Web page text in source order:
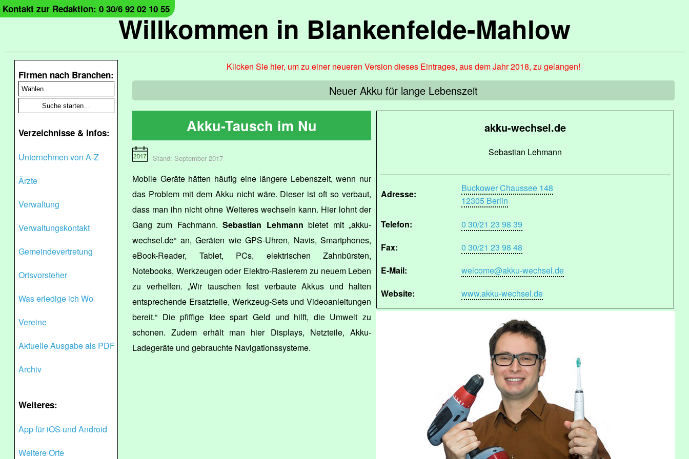
Willkommen in Blankenfelde-Mahlow
Kontakt zur Redaktion: 0 30/6 92 02 10 55
Firmen nach Branchen:
Verzeichnisse & Infos:
Unternehmen von A-Z
Ärzte
Verwaltung
Verwaltungskontakt
Gemeindevertretung
Ortsvorsteher
Was erledige ich Wo
Vereine
Aktuelle Ausgabe als PDF
Archiv
Weiteres:
App für iOS und Android
Weitere Orte
Klicken Sie hier, um zu einer neueren Version dieses Eintrages, aus dem Jahr 2018, zu gelangen!
Neuer Akku für lange Lebenszeit
akku-wechsel.de
Sebastian Lehmann
Adresse:
Buckower Chaussee 148
12305 Berlin
Telefon:
0 30/21 23 98 39
Fax:
0 30/21 23 98 48
E-Mail:
welcome@akku-wechsel.de
Website:
www.akku-wechsel.de
Akku-Tausch im Nu
Stand: September 2017
Mobile Geräte hätten häufig eine längere Lebenszeit, wenn nur
das Problem mit dem Akku nicht wäre. Dieser ist oft so verbaut,
dass man ihn nicht ohne Weiteres wechseln kann. Hier lohnt der
Gang zum Fachmann.Sebastian Lehmann bietet mit „akku-
wechsel.de“ an, Geräten wie GPS-Uhren, Navis, Smartphones,
eBook-Reader, Tablet, PCs, elektrischen Zahnbürsten,
Notebooks, Werkzeugen oder Elektro-Rasierern zu neuem Leben
zu verhelfen. „Wir tauschen fest verbaute Akkus und halten
entsprechende Ersatzteile, Werkzeug-Sets und Videoanleitungen
bereit.“ Die pfiffige Idee spart Geld und hilft, die Umwelt zu
schonen. Zudem erhält man hier Displays, Netzteile, Akku-
Ladegeräte und gebrauchte Navigationssysteme.